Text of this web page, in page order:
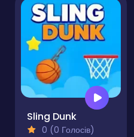
Sling Dunk
0 (0 Голосів)